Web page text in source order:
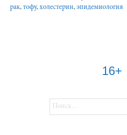
рак, тофу, холестерин, эпидемиология
16+
Найти: